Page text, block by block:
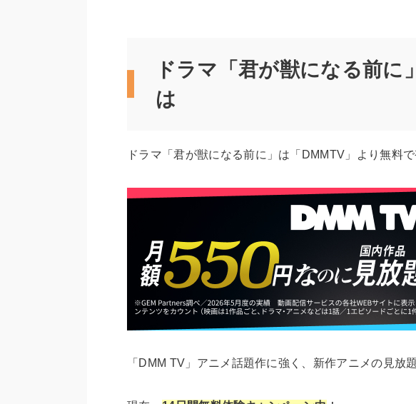
ドラマ「君が獣になる前に
は
ドラマ「君が獣になる前に」は「DMMTV」より無料
「DMM TV」アニメ話題作に強く、新作アニメの見放